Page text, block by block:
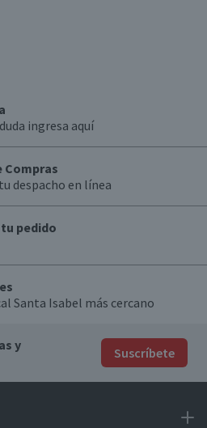
ingresa aquí
Compras
despacho en línea
pedido
Santa Isabel más cercano
y
Suscríbete